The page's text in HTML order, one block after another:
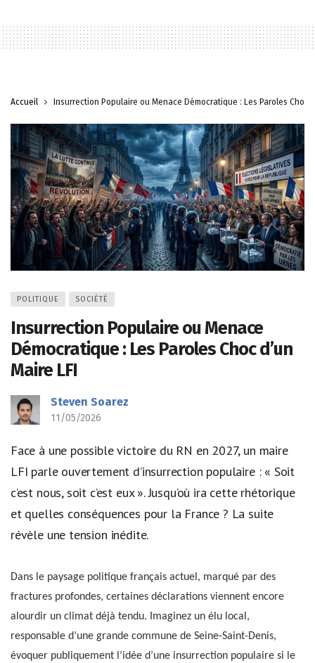
Accueil Insurrection Populaire ou Menace Démocratique : Les Paroles Choc
POLITIQUE SOCIÉTÉ
Insurrection Populaire ou Menace
Démocratique : Les Paroles Choc d’un
Maire LFI
Steven Soarez
11/05/2026
Face à une possible victoire du RN en 2027, un maire
LFI parle ouvertement d’insurrection populaire : « Soit
c’est nous, soit c’est eux ». Jusqu’où ira cette rhétorique
et quelles conséquences pour la France ? La suite
révèle une tension inédite.
Dans le paysage politique français actuel, marqué par des
fractures profondes, certaines déclarations viennent encore
alourdir un climat déjà tendu. Imaginez un élu local,
responsable d’une grande commune de Seine-Saint-Denis,
évoquer publiquement l’idée d’une insurrection populaire si le